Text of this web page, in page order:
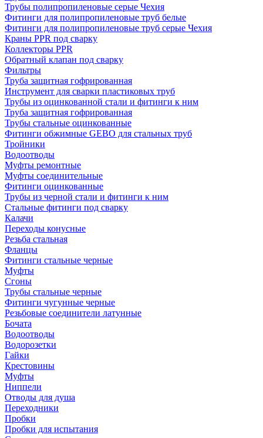
Трубы полипропиленовые серые Чехия
Фитинги для полипропиленовые труб белые
Фитинги для полипропиленовые труб серые Чехия
Краны PPR под сварку
Коллекторы PPR
Обратный клапан под сварку
Фильтры
Труба защитная гофрированная
Инструмент для сварки пластиковых труб
Трубы из оцинкованной стали и фитинги к ним
Труба защитная гофрированная
Трубы стальные оцинкованные
Фитинги обжимные GEBO для стальных труб
Тройники
Водоотводы
Муфты ремонтные
Муфты соединительные
Фитинги оцинкованные
Трубы из черной стали и фитинги к ним
Стальные фитинги под сварку
Калачи
Переходы конусные
Резьба стальная
Фланцы
Фитинги стальные черные
Муфты
Сгоны
Трубы стальные черные
Фитинги чугунные черные
Резьбовые соединители латунные
Бочата
Водоотводы
Водорозетки
Гайки
Крестовины
Муфты
Ниппели
Отводы для душа
Переходники
Пробки
Пробки для испытания